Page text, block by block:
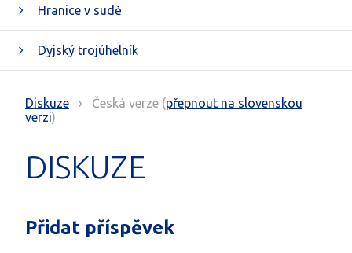
Hranice v sudě
Dyjský trojúhelník
Diskuze › Česká verze (přepnout na slovenskou
verzi)
DISKUZE
Přidat příspěvek